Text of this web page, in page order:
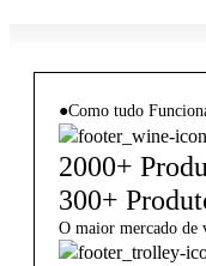
●Como tudo
2000+
300+
O maior mercado de